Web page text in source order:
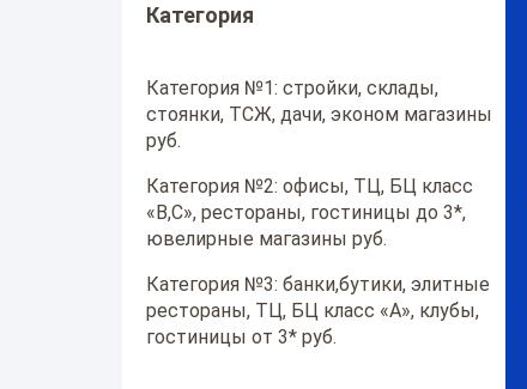
Категория
Категория №1: стройки, склады,
стоянки, ТСЖ, дачи, эконом магазины
руб.
Категория №2: офисы, ТЦ, БЦ класс
«В,С», рестораны, гостиницы до 3*,
ювелирные магазины руб.
Категория №3: банки,бутики, элитные
рестораны, ТЦ, БЦ класс «А», клубы,
гостиницы от 3* руб.